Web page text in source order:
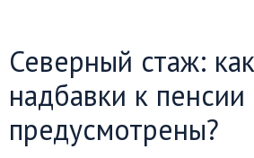
Северный стаж:
надбавки к пенсии
предусмотрены?